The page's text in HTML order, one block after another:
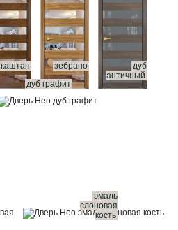
каштан зебрано
дуб
античный
дуб графит
эмаль
слоновая
кость